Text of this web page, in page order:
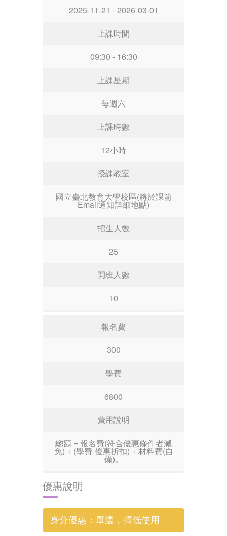
2025-11-21 - 2026-03-01
上課時間
09:30 - 16:30
上課星期
每週六
上課時數
12小時
授課教室
國立臺北教育大學校區(將於課前
Email通知詳細地點)
招生人數
25
開班人數
10
報名費
300
學費
6800
費用說明
總額 = 報名費(符合優惠條件者減
免) + (學費-優惠折扣) + 材料費(自
備)。
優惠說明
身分優惠：單選，擇低使用